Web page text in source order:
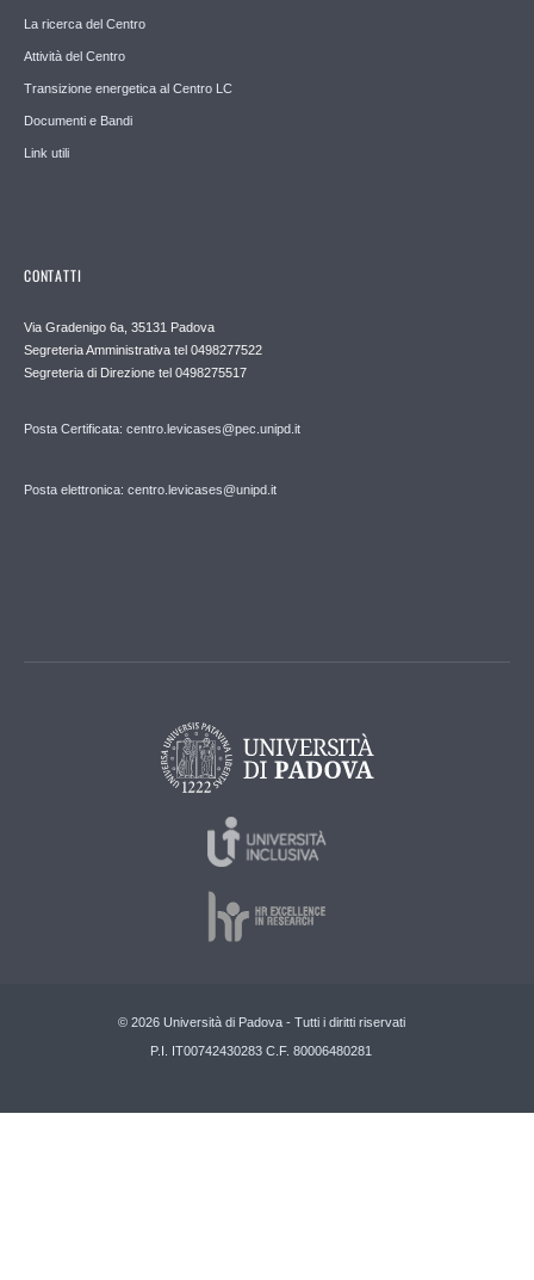
La ricerca del Centro
Attività del Centro
Transizione energetica al Centro LC
Documenti e Bandi
Link utili
CONTATTI
Via Gradenigo 6a, 35131 Padova
Segreteria Amministrativa tel 0498277522
Segreteria di Direzione tel 0498275517
Posta Certificata: centro.levicases@pec.unipd.it
Posta elettronica: centro.levicases@unipd.it
© 2026 Università di Padova - Tutti i diritti riservati
P.I. IT00742430283 C.F. 80006480281